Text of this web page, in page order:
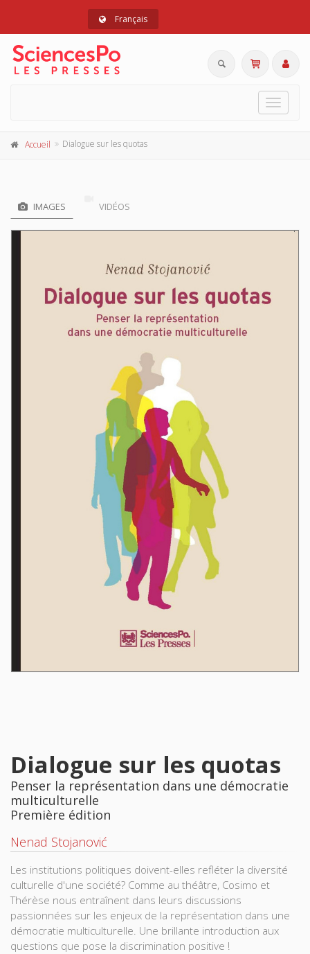
Français
Toggle
Accueil Dialogue sur les quotas
IMAGES VIDÉOS
Dialogue sur les quotas
Penser la représentation dans une démocratie
multiculturelle
Première édition
Nenad Stojanović
Les institutions politiques doivent-elles refléter la diversité
culturelle d'une société? Comme au théâtre, Cosimo et
Thérèse nous entraînent dans leurs discussions
passionnées sur les enjeux de la représentation dans une
démocratie multiculturelle. Une brillante introduction aux
questions que pose la discrimination positive !